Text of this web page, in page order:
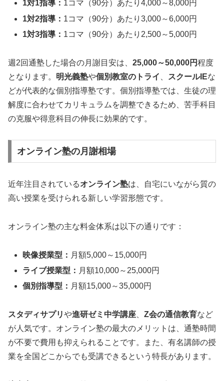
1対1指導： 1コマ（90分）あたり4,000～8,000円
1対2指導： 1コマ（90分）あたり3,000～6,000円
1対3指導： 1コマ（90分）あたり2,500～5,000円
週2回通塾した場合の月謝目安は、 25,000～50,000円程度
となります。 明光義塾や個別教室のトライ スクールIEな
どが代表的な個別指導塾です。個別指導塾では、生徒の理
解度に合わせてカリキュラムを調整できるため、苦手科目
の克服や得意科目の伸長に効果的です。
オンライン塾の月謝相場
近年注目されているオンライン塾は、自宅にいながら質の
高い授業を受けられる新しい学習形態です。
オンライン塾の主な料金体系は以下の通りです：
映像授業型： 月額5,000～15,000円
ライブ授業型： 月額10,000～25,000円
個別指導型： 月額15,000～35,000円
スタディサプリや進研ゼミ中学講座 Z会の通信教育など
が人気です。オンライン塾の最大のメリットは、通塾時間
が不要で費用も抑えられることです。また、有名講師の授
業を全国どこからでも受講できるという特長があります。